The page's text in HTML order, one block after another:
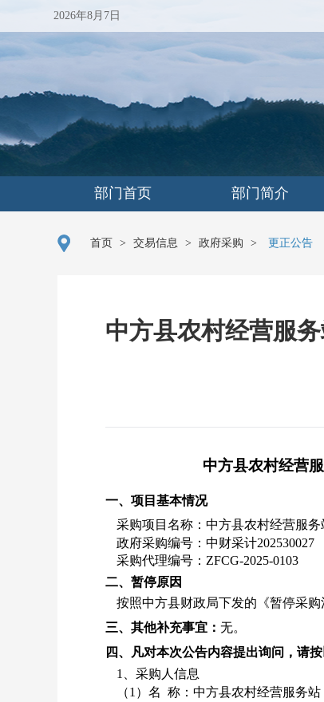
2026年8月7日
部门首页 部门简介
首页 > 交易信息 > 政府采购 > 更正公告
中方县农村经营服
中方县农村经营
一、项目基本情况
采购项目名称：中方县农村经营服
政府采购编号：中财采计202530027
采购代理编号： ZFCG-2025-0103
二、暂停原因
按照中方县财政局下发的《暂停采
三、其他补充事宜： 无。
四、凡对本次公告内容提出询问，请按
1、采购人信息
（1）名 称：中方县农村经营服务站